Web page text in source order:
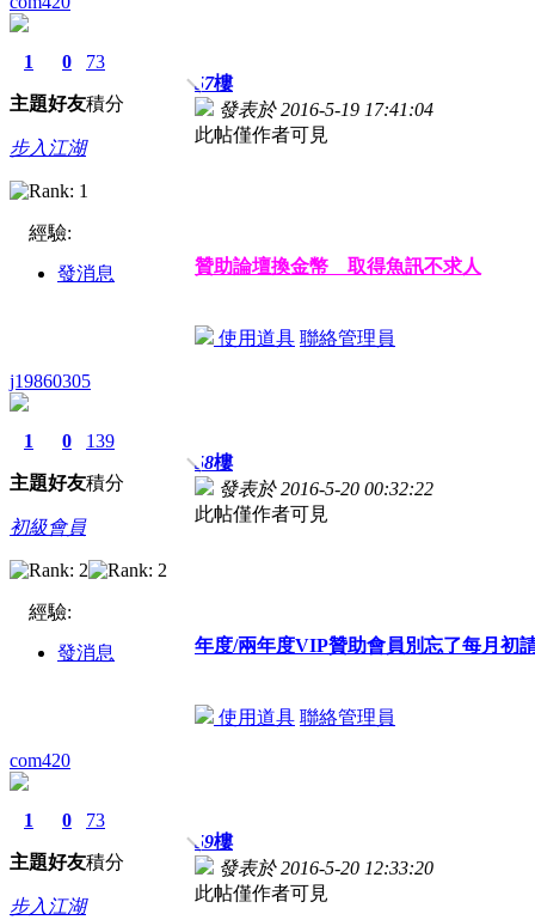
1
主題
0
好友
73
積分
步入江湖
經驗:
發消息
57樓
發表於 2016-5-19 17:41:04
此帖僅作者可見
贊助論壇換金幣 取得魚訊不求人
使用道具 聯絡管理員
j19860305
1
主題
0
好友
139
積分
初級會員
經驗:
發消息
58樓
發表於 2016-5-20 00:32:22
此帖僅作者可見
年度/兩年度VIP贊助會員別忘了每月初
使用道具 聯絡管理員
com420
1
主題
0
好友
73
積分
步入江湖
59樓
發表於 2016-5-20 12:33:20
此帖僅作者可見